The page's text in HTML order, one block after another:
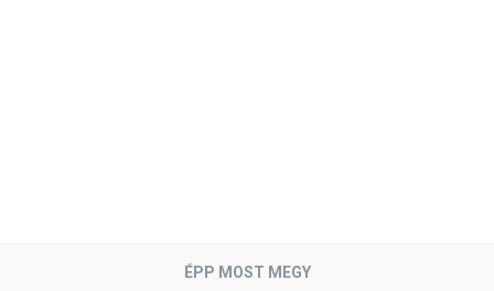
ÉPP MOST MEGY